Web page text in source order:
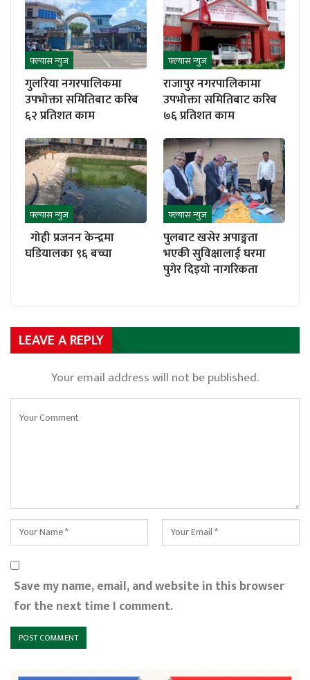
फ्ल्यास न्युज
गुलरिया नगरपालिकमा
उपभोक्ता समितिबाट करिब
६२ प्रतिशत काम
फ्ल्यास न्युज
राजापुर नगरपालिकामा
उपभोक्ता समितिबाट करिब
७६ प्रतिशत काम
फ्ल्यास न्युज
गोही प्रजनन केन्द्रमा
घडियालका ९६ बच्चा
फ्ल्यास न्युज
पुलबाट खसेर अपाङ्गता
भएकी सुविक्षालाई घरमा
पुगेर दिइयो नागरिकता
LEAVE A REPLY
Your email address will not be published.
Save my name, email, and website in this browser
for the next time I comment.